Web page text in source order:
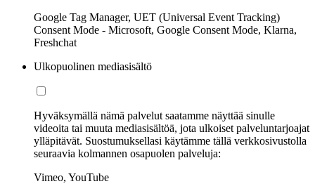
Google Tag Manager, UET (Universal Event Tracking)
Consent Mode - Microsoft, Google Consent Mode, Klarna,
Freshchat
Ulkopuolinen mediasisältö
Hyväksymällä nämä palvelut saatamme näyttää sinulle
videoita tai muuta mediasisältöä, jota ulkoiset palveluntarjoajat
ylläpitävät. Suostumuksellasi käytämme tällä verkkosivustolla
seuraavia kolmannen osapuolen palveluja:
Vimeo, YouTube